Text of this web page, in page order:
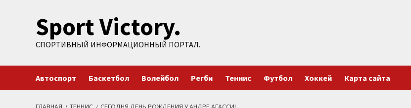
содержимомуSport Victory.
СПОРТИВНЫЙ ИНФОРМАЦИОННЫЙ ПОРТАЛ.
Автоспорт Баскетбол Волейбол Регби Теннис Футбол Хоккей Карта сайта